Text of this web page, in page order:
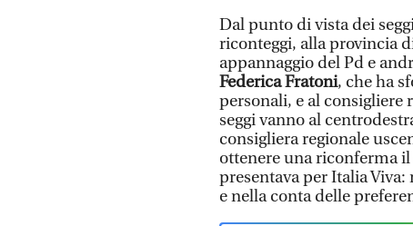
Dal punto di vista dei
riconteggi, alla provincia
appannaggio del Pd e
Federica Fratoni, che ha
personali, e al consigliere
seggi vanno al
consigliera regionale
ottenere una riconferma
presentava per Italia
e nella conta delle